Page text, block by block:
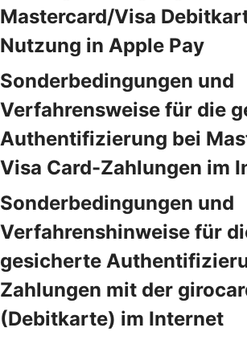
Mastercard/Visa
Nutzung in Apple Pay
Sonderbedingungen und
Verfahrensweise für die
Authentifizierung bei
Visa Card-Zahlungen im
Sonderbedingungen und
Verfahrenshinweise für
gesicherte
Zahlungen mit der
(Debitkarte) im Internet